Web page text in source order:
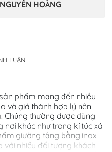
HOÀNG
LUẬN
phẩm mang đến nhiều
và giá thành hợp lý nên
Chúng thường được dùng
nơi khác như trong kí túc xá
giường tầng bằng inox
với nhiều đối tượng khách